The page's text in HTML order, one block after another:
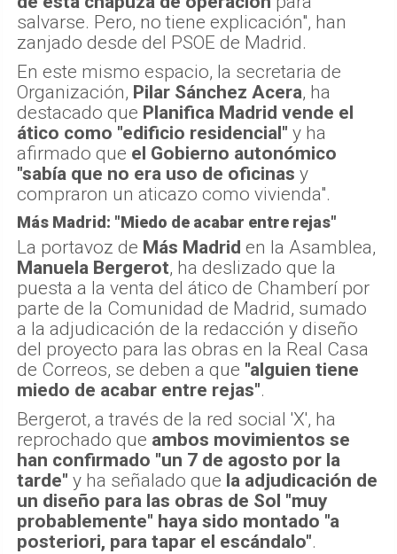
salvarse. Pero, no tiene explicación", han
zanjado desde del PSOE de Madrid.
En este mismo espacio, la secretaria de
Organización, Pilar Sánchez Acera, ha
destacado que Planifica Madrid vende el
ático como "edificio residencial" y ha
afirmado que el Gobierno autonómico
"sabía que no era uso de oficinas y
compraron un aticazo como vivienda".
Más Madrid: "Miedo de acabar entre rejas"
La portavoz de Más Madrid en la Asamblea,
Manuela Bergerot, ha deslizado que la
puesta a la venta del ático de Chamberí por
parte de la Comunidad de Madrid, sumado
a la adjudicación de la redacción y diseño
del proyecto para las obras en la Real Casa
de Correos, se deben a que "alguien tiene
miedo de acabar entre rejas".
Bergerot, a través de la red social 'X', ha
reprochado que ambos movimientos se
han confirmado "un 7 de agosto por la
tarde" y ha señalado que la adjudicación de
un diseño para las obras de Sol "muy
probablemente" haya sido montado "a
posteriori, para tapar el escándalo".